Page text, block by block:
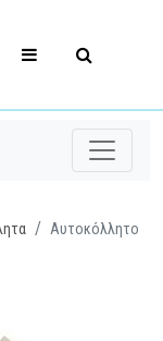
Αυτοκόλλητο